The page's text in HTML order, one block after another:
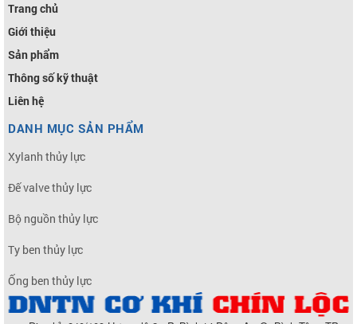
Trang chủ
Giới thiệu
Sản phẩm
Thông số kỹ thuật
Liên hệ
DANH MỤC SẢN PHẨM
Xylanh thủy lực
Đế valve thủy lực
Bộ nguồn thủy lực
Ty ben thủy lực
Ống ben thủy lực